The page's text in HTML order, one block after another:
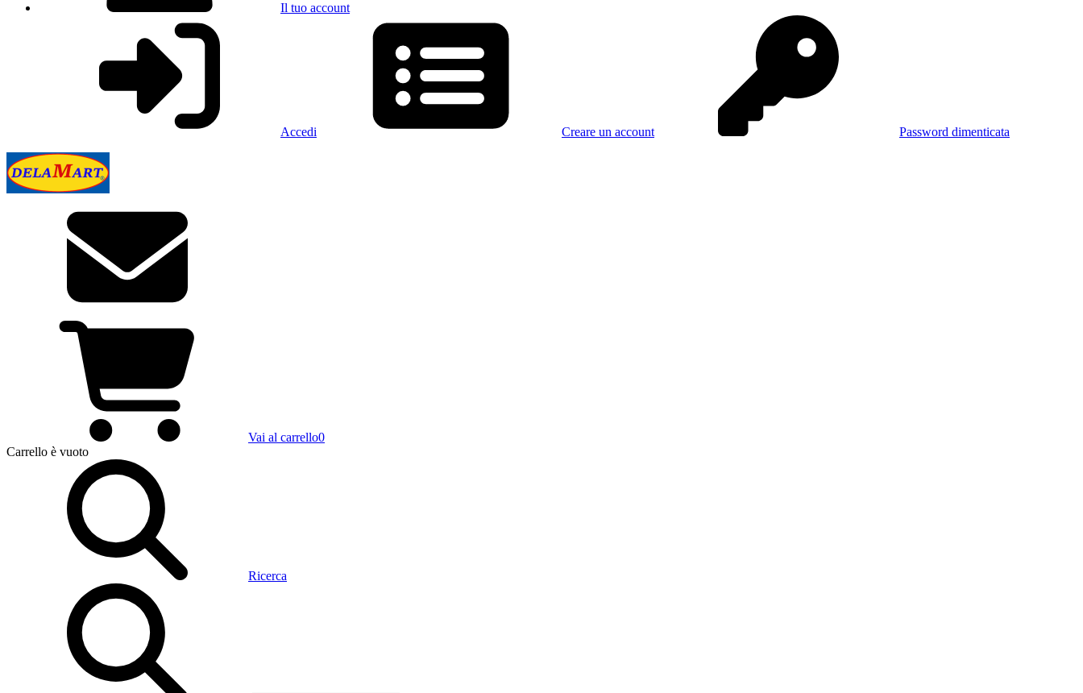
Il tuo account
Accedi Creare un account Password dimenticata
Vai al carrello0
Carrello è vuoto
Ricerca